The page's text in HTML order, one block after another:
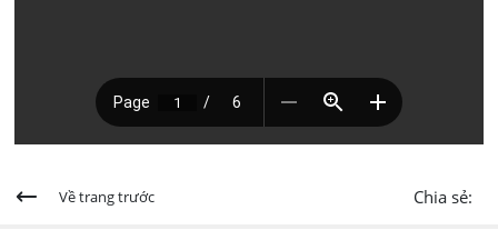
Về trang trước Chia sẻ: